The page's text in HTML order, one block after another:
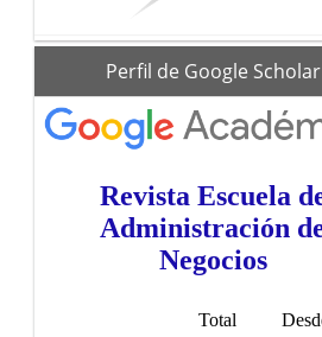
scholarPerfil de Google Scholar